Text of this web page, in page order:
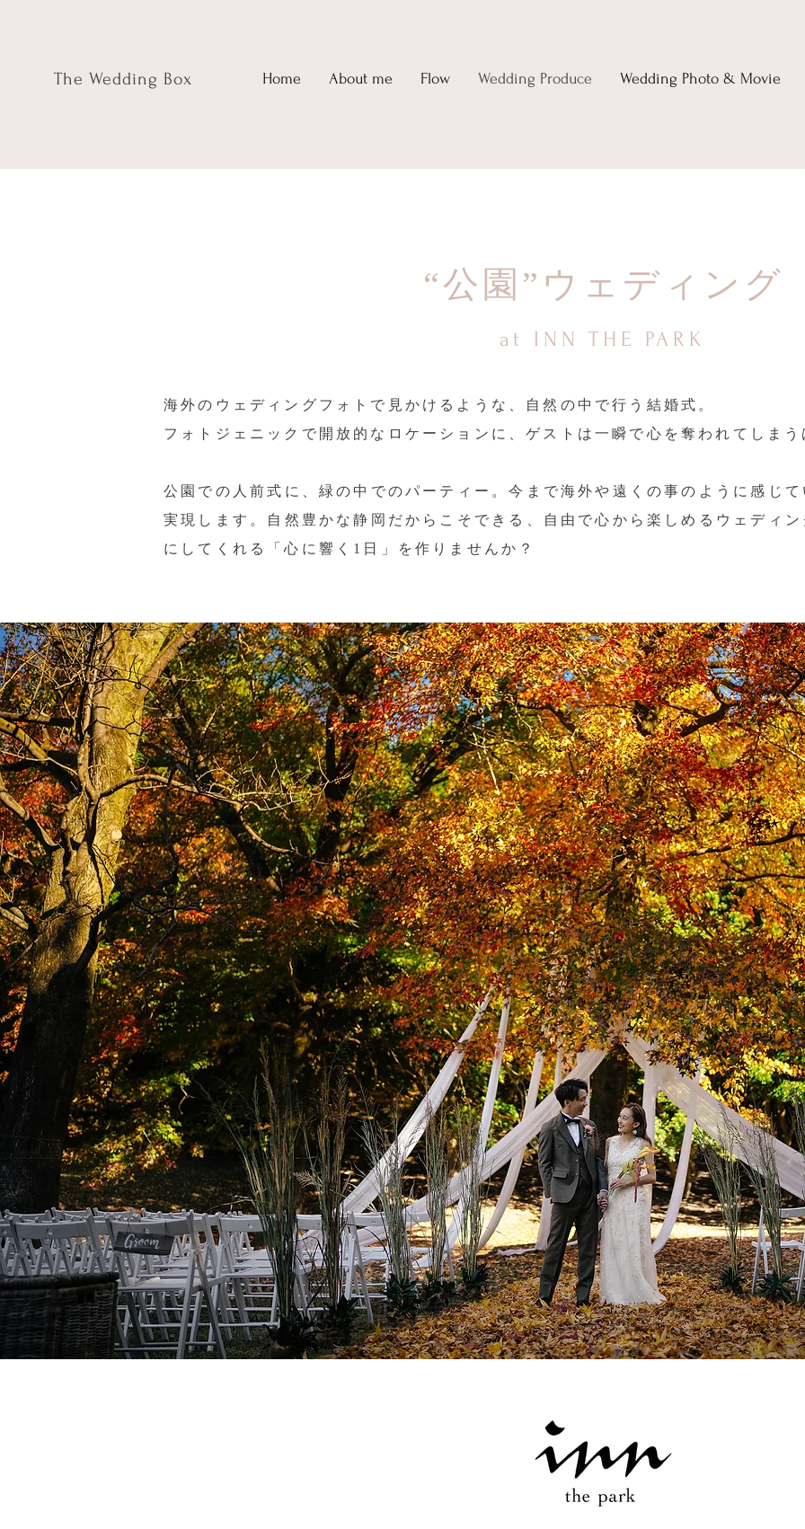
The Wedding Box Home About me Flow Wedding Produce Wedding Photo & Movie
“公園 ”ウェディング
at INN THE PARK
海外のウェディングフォトで見かけるような、自然の中で行う結婚式。
フォトジェニックで開放的なロケーションに、ゲストは一瞬で心を奪われてしま
公園での人前式に、緑の中でのパーティー。今まで海外や遠くの事のように感じ
実現します。自然豊かな静岡だからこそできる、自由で心から楽しめるウェディ
にしてくれる「心に響く1日」を作りませんか？